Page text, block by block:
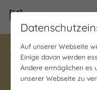
Gewinne ein
Unstrut!
möglich.
Auf unserer Webseite
Einige davon werden
Andere ermöglichen es
unserer Webseite zu